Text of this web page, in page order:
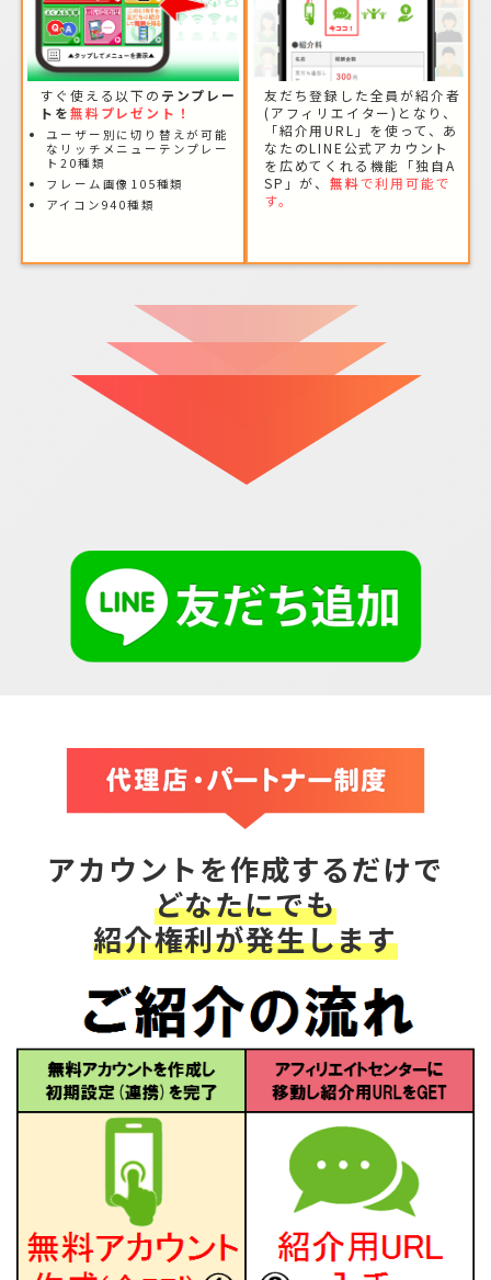
すぐ使える以下の テンプレー
トを無料プレゼント！
ユーザー別に切り替えが可能
なリッチメニューテンプレー
ト20種類
フレーム画像105種類
アイコン940種類
友だち登録した全員が紹介者
(アフィリエイター)となり、
「紹介用URL」を使って、あ
なたのLINE公式アカウント
を広めてくれる機能「独自A
SP」が、 無料で利用可能で
す。
アカウントを作成するだけで
どなたにでも
紹介権利が発生します